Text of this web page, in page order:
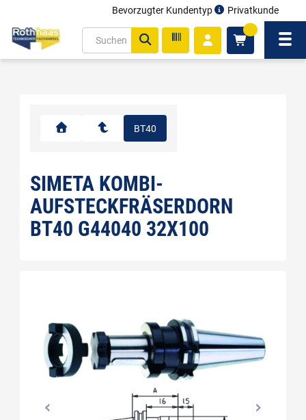
Bevorzugter Kundentyp Privatkunde
BT40
SIMETA KOMBI-
AUFSTECKFRÄSERDORN
BT40 G44040 32X100